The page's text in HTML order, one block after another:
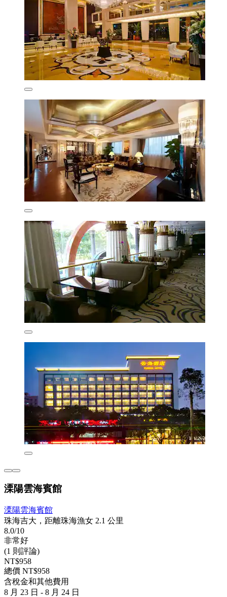
溧陽雲海賓館
溧陽雲海賓館
珠海吉大，距離珠海漁女 2.1 公里
8.0/10
非常好
(1 則評論)
NT$958
總價 NT$958
含稅金和其他費用
8 月 23 日 - 8 月 24 日